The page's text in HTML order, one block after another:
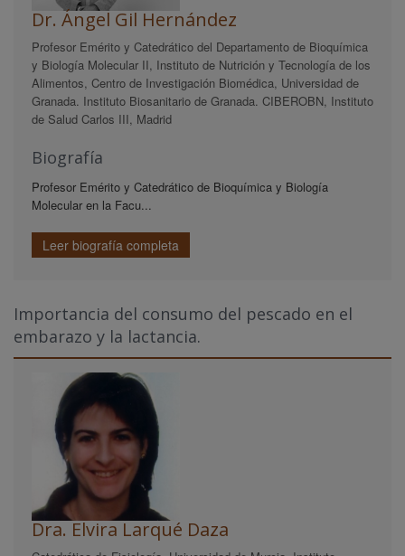
Dr. Ángel Gil Hernández
Profesor Emérito y Catedrático del Departamento de Bioquímica
y Biología Molecular II, Instituto de Nutrición y Tecnología de los
Alimentos, Centro de Investigación Biomédica, Universidad de
Granada. Instituto Biosanitario de Granada. CIBEROBN, Instituto
de Salud Carlos III, Madrid
Biografía
Profesor Emérito y Catedrático de Bioquímica y Biología
Molecular en la Facu...
Leer biografía completa
Importancia del consumo del pescado en el
embarazo y la lactancia.
Dra. Elvira Larqué Daza